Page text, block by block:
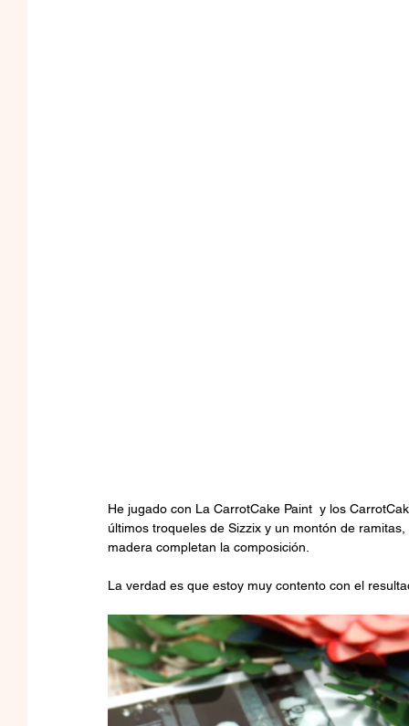
He jugado con La CarrotCake Paint  y los
últimos troqueles de Sizzix y un montón de
madera completan la composición.
La verdad es que estoy muy contento con el